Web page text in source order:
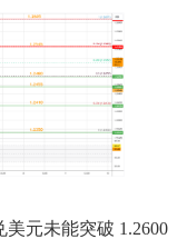
元未能突破 1.2600